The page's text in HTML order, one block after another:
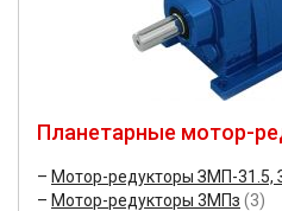
Планетарные мотор-
Мотор-редукторы ЗМП-
Мотор-редукторы 3МПз (3)